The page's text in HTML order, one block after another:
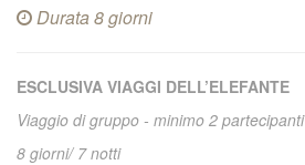
Durata 8 giorni
ESCLUSIVA VIAGGI DELL’ELEFANTE
Viaggio di gruppo - minimo 2 partecipanti
8 giorni/ 7 notti